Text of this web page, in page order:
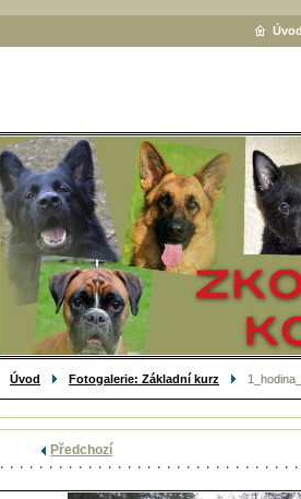
Úvod Fotogalerie: Základní kurz
Předchozí